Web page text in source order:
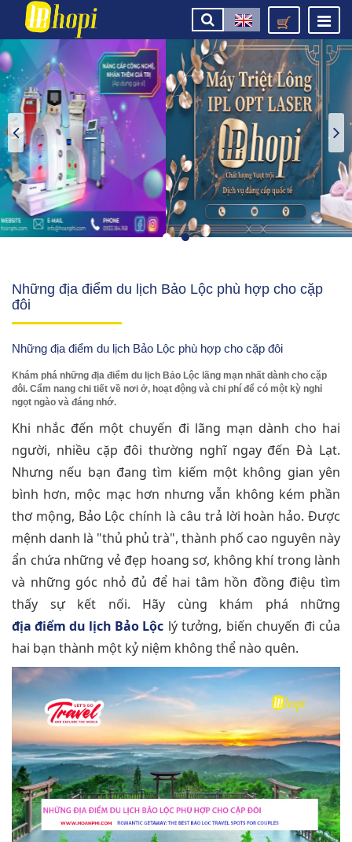
Những địa điểm du lịch Bảo Lộc phù hợp cho cặp
đôi
Những địa điểm du lịch Bảo Lộc phù hợp cho cặp đôi
Khám phá những địa điểm du lịch Bảo Lộc lãng mạn nhất dành cho cặp
đôi. Cẩm nang chi tiết về nơi ở, hoạt động và chi phí để có một kỳ nghỉ
ngọt ngào và đáng nhớ.
Khi nhắc đến một chuyến đi lãng mạn dành cho hai
người, nhiều cặp đôi thường nghĩ ngay đến Đà Lạt.
Nhưng nếu bạn đang tìm kiếm một không gian yên
bình hơn, mộc mạc hơn nhưng vẫn không kém phần
thơ mộng, Bảo Lộc chính là câu trả lời hoàn hảo. Được
mệnh danh là "thủ phủ trà", thành phố cao nguyên này
ẩn chứa những vẻ đẹp hoang sơ, không khí trong lành
và những góc nhỏ đủ để hai tâm hồn đồng điệu tìm
thấy sự kết nối. Hãy cùng khám phá những
địa điểm du lịch Bảo Lộc lý tưởng, biến chuyến đi của
hai bạn thành một kỷ niệm không thể nào quên.